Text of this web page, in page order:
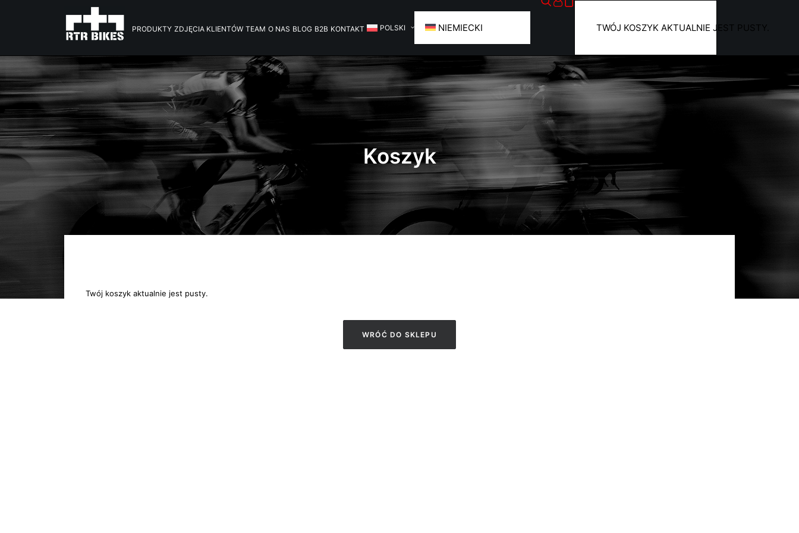
PRODUKTY ZDJĘCIA KLIENTÓW TEAM O NAS BLOG B2B KONTAKT POLSKI NIEMIECKI TWÓJ KOSZYK AKTUALNIE JEST PUSTY.
Koszyk
Twój koszyk aktualnie jest pusty.
WRÓĆ DO SKLEPU